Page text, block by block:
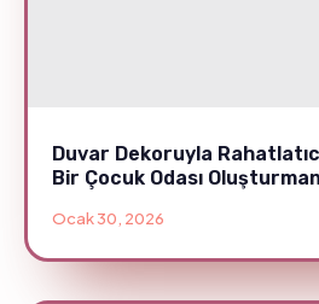
Duvar Dekoruyla
Bir Çocuk Odası
Ocak 30, 2026